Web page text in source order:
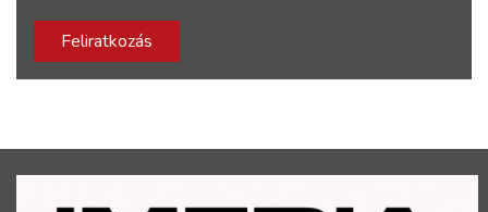
Feliratkozás